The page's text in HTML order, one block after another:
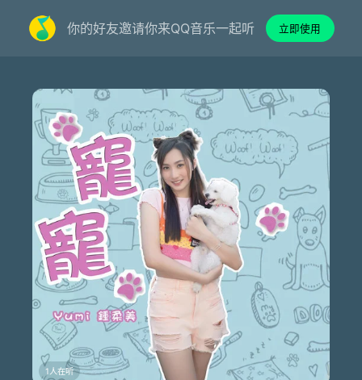
你的好友邀请你来QQ音乐一起听 立即使用
1人在听